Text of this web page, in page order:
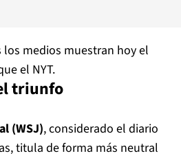
medios muestran hoy el
el NYT.
triunfo
(WSJ), considerado el diario
titula de forma más neutral